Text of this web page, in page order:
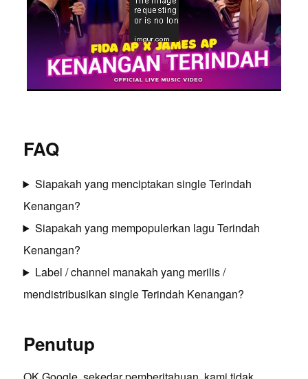
FAQ
Siapakah yang menciptakan single Terindah
Kenangan?
Siapakah yang mempopulerkan lagu Terindah
Kenangan?
Label / channel manakah yang merilis /
mendistribusikan single Terindah Kenangan?
Penutup